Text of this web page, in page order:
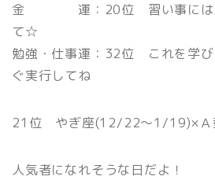
金 運：20位 習い事にはケ
て☆
勉強・仕事運：32位 これを学び
ぐ実行してね
21位 やぎ座(12/22〜1/19)×Ａ
人気者になれそうな日だよ！